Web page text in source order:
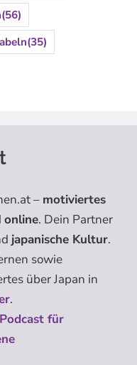
(56)
(35)
– motiviertes
online. Dein Partner
japanische Kultur.
sowie
über Japan in
.
für